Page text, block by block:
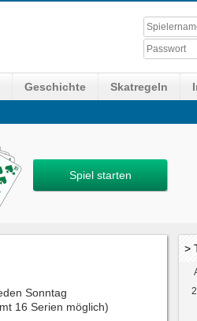
Geschichte Skatregeln
Spiel starten
Sonntag
16 Serien möglich)
>